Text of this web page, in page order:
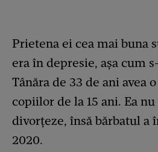
Prietena ei cea mai buna
era în depresie, așa cum
Tânăra de 33 de ani avea
copiilor de la 15 ani. Ea nu
divorțeze, însă bărbatul
2020.